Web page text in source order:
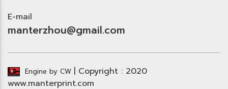
E-mail
manterzhou@gmail.com
Engine by CW | Copyright : 2020
www.manterprint.com